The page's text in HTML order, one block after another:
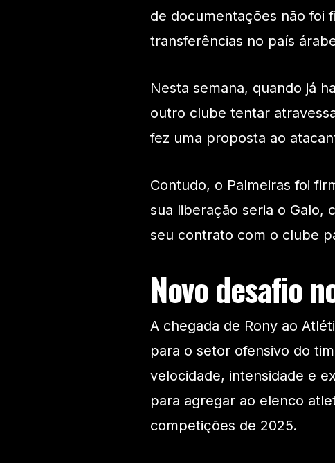
de documentações não foi
transferências no país
Nesta semana, quando já
outro clube tentar
fez uma proposta ao
Contudo, o Palmeiras foi
sua liberação seria o Galo,
seu contrato com o clube
Novo desafio
A chegada de Rony ao
para o setor ofensivo do
velocidade, intensidade e
para agregar ao elenco
competições de 2025.